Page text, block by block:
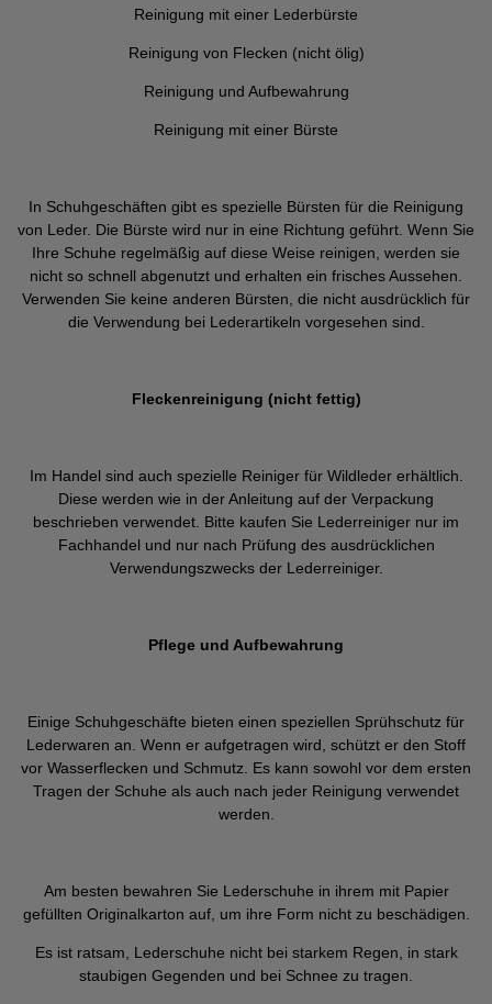
Reinigung mit einer Lederbürste
Reinigung von Flecken (nicht ölig)
Reinigung und Aufbewahrung
Reinigung mit einer Bürste
In Schuhgeschäften gibt es spezielle Bürsten für die Reinigung
von Leder. Die Bürste wird nur in eine Richtung geführt. Wenn Sie
Ihre Schuhe regelmäßig auf diese Weise reinigen, werden sie
nicht so schnell abgenutzt und erhalten ein frisches Aussehen.
Verwenden Sie keine anderen Bürsten, die nicht ausdrücklich für
die Verwendung bei Lederartikeln vorgesehen sind.
Fleckenreinigung (nicht fettig)
Im Handel sind auch spezielle Reiniger für Wildleder erhältlich.
Diese werden wie in der Anleitung auf der Verpackung
beschrieben verwendet. Bitte kaufen Sie Lederreiniger nur im
Fachhandel und nur nach Prüfung des ausdrücklichen
Verwendungszwecks der Lederreiniger.
Pflege und Aufbewahrung
Einige Schuhgeschäfte bieten einen speziellen Sprühschutz für
Lederwaren an. Wenn er aufgetragen wird, schützt er den Stoff
vor Wasserflecken und Schmutz. Es kann sowohl vor dem ersten
Tragen der Schuhe als auch nach jeder Reinigung verwendet
werden.
Am besten bewahren Sie Lederschuhe in ihrem mit Papier
gefüllten Originalkarton auf, um ihre Form nicht zu beschädigen.
Es ist ratsam, Lederschuhe nicht bei starkem Regen, in stark
staubigen Gegenden und bei Schnee zu tragen.